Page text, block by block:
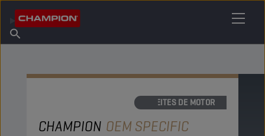
Acerca de champion
Encuentra un punto de venta
ACEITES DE MOTOR
CHAMPION OEM SPECIFIC